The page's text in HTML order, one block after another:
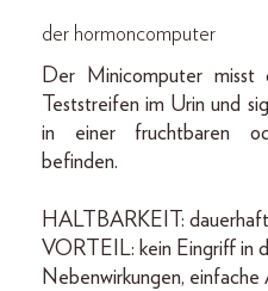
der hormoncomputer
Der Minicomputer misst
Teststreifen im Urin und
in einer fruchtbaren
befinden.
HALTBARKEIT: dauerhaft
VORTEIL: kein Eingriff in
Nebenwirkungen, einfache